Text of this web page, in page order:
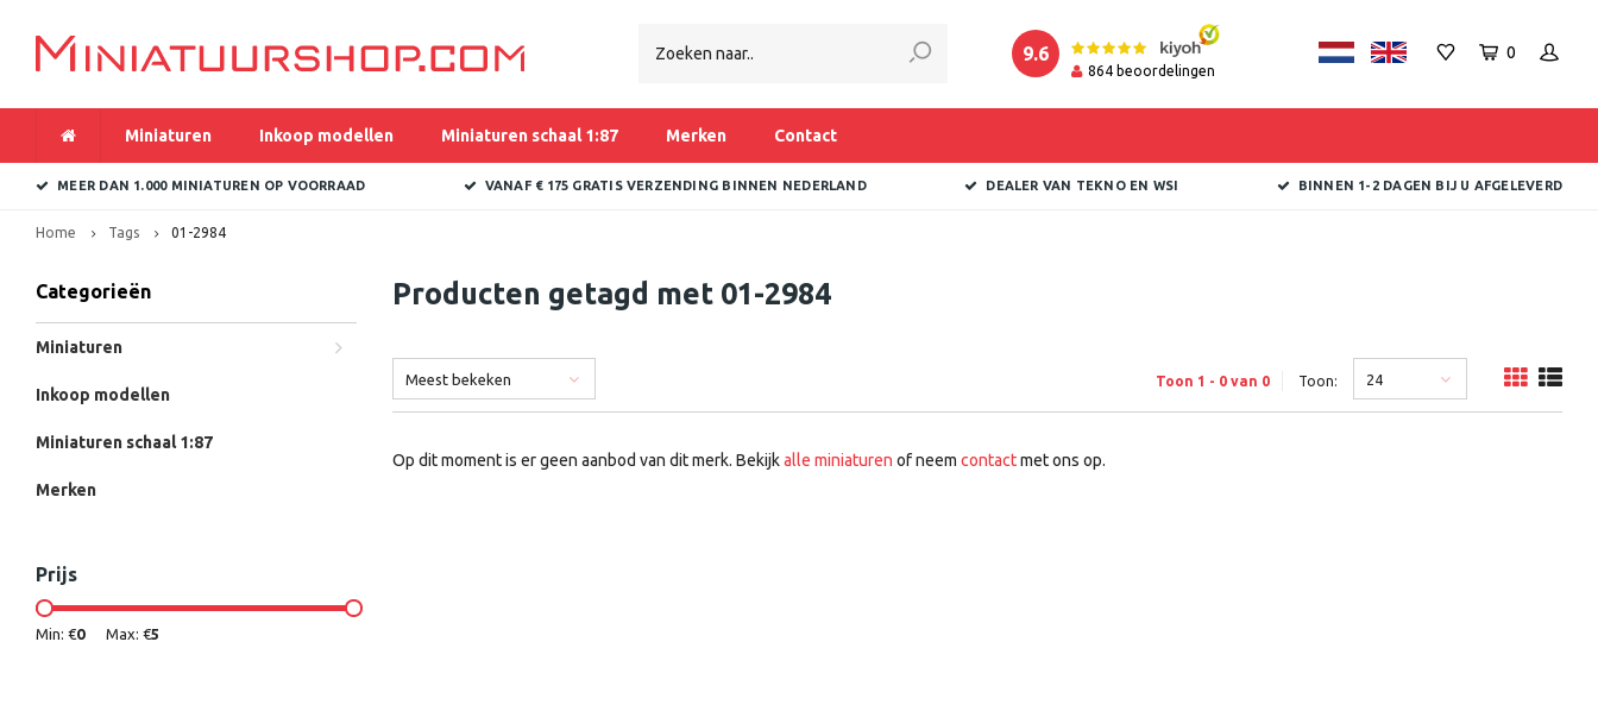
9.6
864 beoordelingen
0
Miniaturen Inkoop modellen Miniaturen schaal 1:87 Merken Contact
MEER DAN 1.000 MINIATUREN OP VOORRAAD VANAF € 175 GRATIS VERZENDING BINNEN NEDERLAND DEALER VAN TEKNO EN WSI BINNEN 1-2 DAGEN BIJ U AFGELEVERD
Home Tags 01-2984
Categorieën
Miniaturen
Inkoop modellen
Miniaturen schaal 1:87
Merken
Prijs
Min: €0 Max: €5
Producten getagd met 01-2984
Meest bekeken Toon 1 - 0 van 0 Toon: 24
Op dit moment is er geen aanbod van dit merk. Bekijkalle miniaturen of neem contactmet ons op.